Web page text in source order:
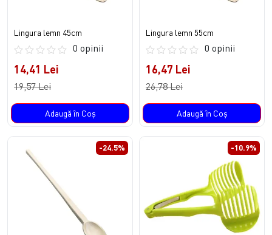
Lingura lemn 45cm
0 opinii
14,41 Lei
19,57 Lei
Adaugă în Coş
Lingura lemn 55cm
0 opinii
16,47 Lei
26,78 Lei
Adaugă în Coş
-24.5% -10.9%